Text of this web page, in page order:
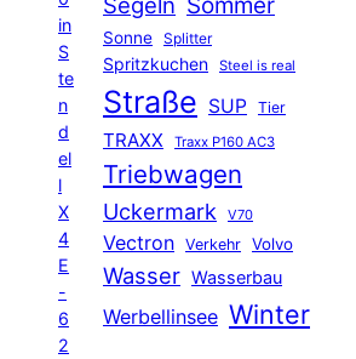
in
S
te
n
d
el
l
X
4
E
-
6
2
Segeln Sommer
Sonne Splitter
Spritzkuchen Steel is real
Straße SUP Tier
TRAXX Traxx P160 AC3
Triebwagen
Uckermark V70
Vectron Verkehr Volvo
Wasser Wasserbau
Werbellinsee Winter